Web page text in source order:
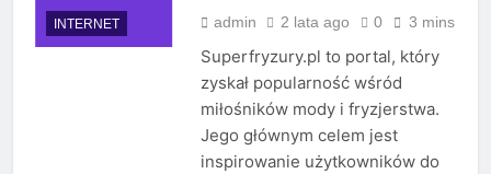
INTERNET admin 2 lata ago 0 3 mins
Superfryzury.pl to portal, który
zyskał popularność wśród
miłośników mody i fryzjerstwa.
Jego głównym celem jest
inspirowanie użytkowników do